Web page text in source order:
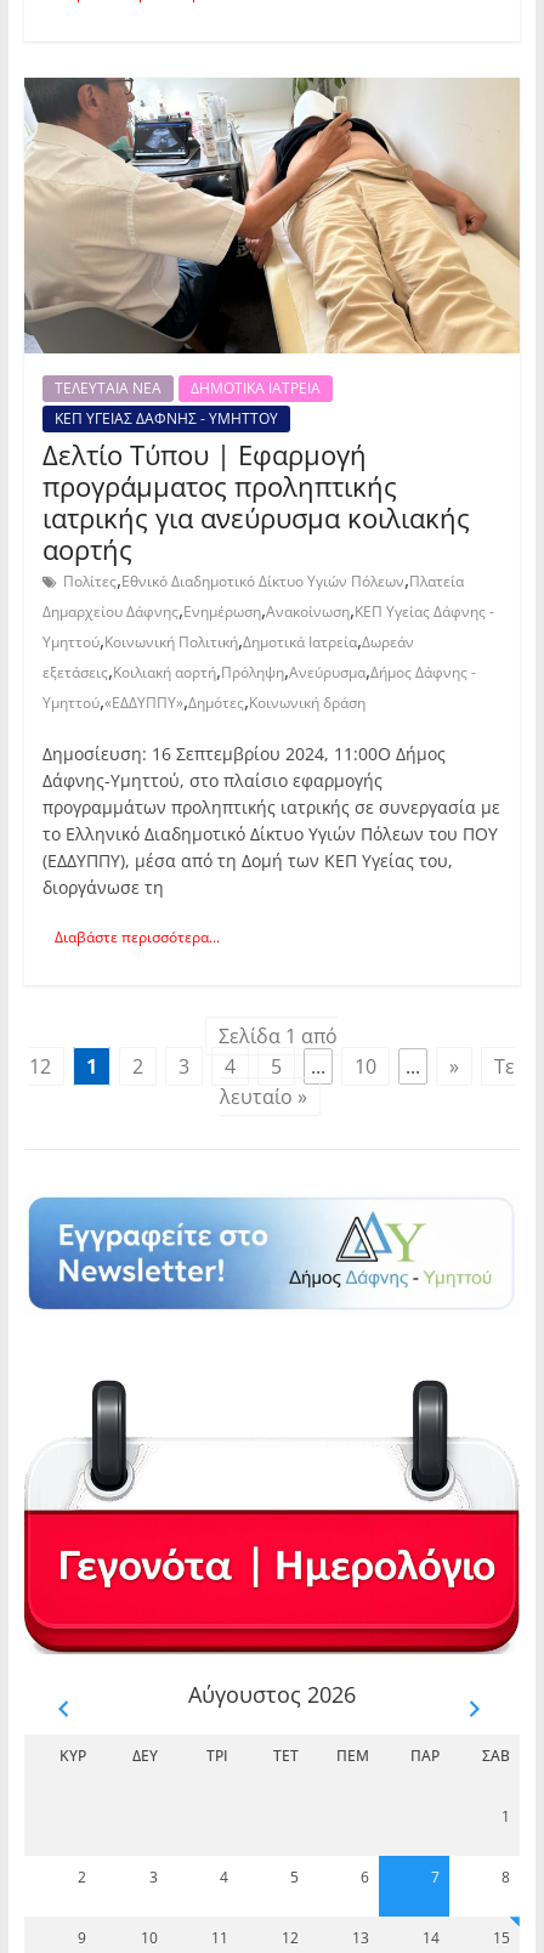
ΤΕΛΕΥΤΑΙΑ ΝΕΑ
ΔΗΜΟΤΙΚΑ ΙΑΤΡΕΙΑ
ΚΕΠ ΥΓΕΙΑΣ ΔΑΦΝΗΣ - ΥΜΗΤΤΟΥ
Δελτίο Τύπου | Εφαρμογή
προγράμματος προληπτικής
ιατρικής για ανεύρυσμα κοιλιακής
αορτής
Πολίτες,Εθνικό Διαδημοτικό Δίκτυο Υγιών Πόλεων,Πλατεία
Δημαρχείου Δάφνης,Ενημέρωση,Ανακοίνωση,ΚΕΠ Υγείας Δάφνης -
Υμηττού,Κοινωνική Πολιτική,Δημοτικά Ιατρεία,Δωρεάν
εξετάσεις,Κοιλιακή αορτή,Πρόληψη,Ανεύρυσμα,Δήμος Δάφνης -
Υμηττού,«ΕΔΔΥΠΠΥ»,Δημότες,Κοινωνική δράση
Δημοσίευση: 16 Σεπτεμβρίου 2024, 11:00O Δήμος
Δάφνης-Υμηττού, στο πλαίσιο εφαρμογής
προγραμμάτων προληπτικής ιατρικής σε συνεργασία με
το Ελληνικό Διαδημοτικό Δίκτυο Υγιών Πόλεων του ΠΟΥ
(ΕΔΔΥΠΠΥ), μέσα από τη Δομή των ΚΕΠ Υγείας του,
διοργάνωσε τη
Διαβάστε περισσότερα...
Σελίδα 1 από
12
1 2 3 4 5 ... 10 ... »
Τε
λευταίο »
Αύγουστος 2026
ΚΥΡ ΔΕΥ ΤΡΊ ΤΕΤ ΠΈΜ ΠΑΡ ΣΆΒ
1
2 3 4 5 6 7 8
9 10 11 12 13 14 15